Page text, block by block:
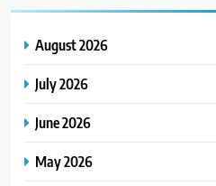
August 2026
July 2026
June 2026
May 2026